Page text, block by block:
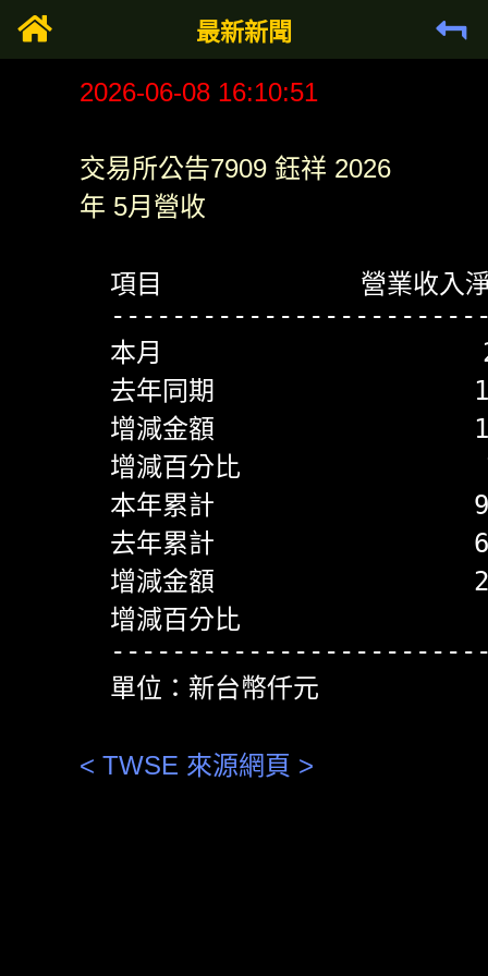
最新新聞
2026-06-08 16:10:51
交易所公告7909 鈺祥 2026
年 5月營收
項目             營業收入
本月
去年同期
增減金額
增減百分比
本年累計
去年累計
增減金額
增減百分比
< TWSE 來源網頁 >